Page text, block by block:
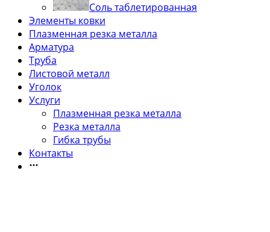
Соль таблетированная
Элементы ковки
Плазменная резка металла
Арматура
Труба
Листовой металл
Уголок
Услуги
Плазменная резка металла
Резка металла
Гибка трубы
Контакты